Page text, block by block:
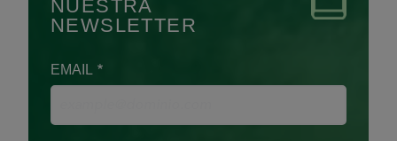
NUESTRA
NEWSLETTER
EMAIL